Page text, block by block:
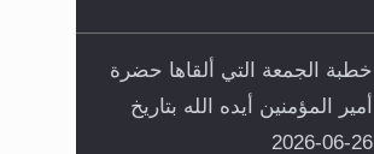
خطبة الجمعة التي ألقاها حضرة
أمير المؤمنين أيده الله بتاريخ
26-06-2026